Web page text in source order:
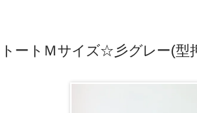
ートＭサイズ☆彡グレー(型